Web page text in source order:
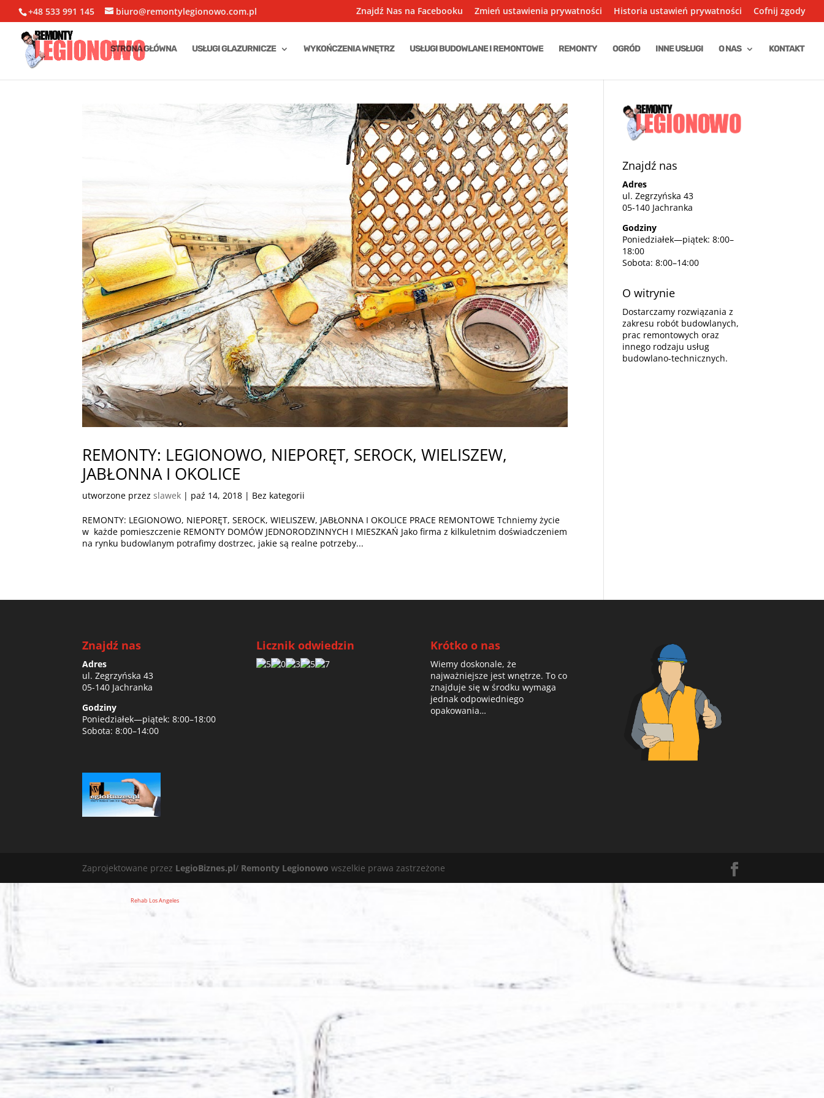
+48 533 991 145 biuro@remontylegionowo.com.pl Znajdź Nas na Facebooku Zmień ustawienia prywatności Historia ustawień prywatności Cofnij zgody
STRONA GŁÓWNA USŁUGI GLAZURNICZE WYKOŃCZENIA WNĘTRZ USŁUGI BUDOWLANE I REMONTOWE REMONTY OGRÓD INNE USŁUGI O NAS KONTAKT
REMONTY: LEGIONOWO, NIEPORĘT, SEROCK, WIELISZEW,
JABŁONNA I OKOLICE
utworzone przezslawek | paź 14, 2018 | Bez kategorii
REMONTY: LEGIONOWO, NIEPORĘT, SEROCK, WIELISZEW, JABŁONNA I OKOLICE PRACE REMONTOWE Tchniemy życie
w każde pomieszczenie REMONTY DOMÓW JEDNORODZINNYCH I MIESZKAŃ Jako firma z kilkuletnim doświadczeniem
na rynku budowlanym potrafimy dostrzec, jakie są realne potrzeby...
Znajdź nas
Adres
ul. Zegrzyńska 43
05-140 Jachranka
Godziny
Poniedziałek—piątek: 8:00–
18:00
Sobota: 8:00–14:00
O witrynie
Dostarczamy rozwiązania z
zakresu robót budowlanych,
prac remontowych oraz
innego rodzaju usług
budowlano-technicznych.
Znajdź nas
Adres
ul. Zegrzyńska 43
05-140 Jachranka
Godziny
Poniedziałek—piątek: 8:00–18:00
Sobota: 8:00–14:00
Licznik odwiedzin Krótko o nas
Wiemy doskonale, że
najważniejsze jest wnętrze. To co
znajduje się w środku wymaga
jednak odpowiedniego
opakowania…
Zaprojektowane przez LegioBiznes.pl/ Remonty Legionowo wszelkie prawa zastrzeżone
Rehab Los Angeles